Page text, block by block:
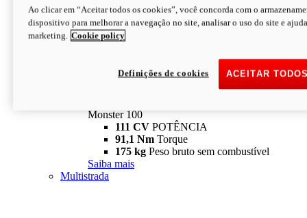
Monster
Monster 100
111 CV POTÊNCIA
91,1 Nm Torque
175 kg Peso bruto sem combustível
Saiba mais
Multistrada
Ao clicar em “Aceitar todos os cookies”, você concorda com o
dispositivo para melhorar a navegação no site, analisar o uso do site e
marketing. Cookie policy
ACEITAR
Definições de cookies